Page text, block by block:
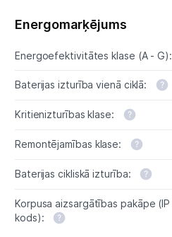
Energomarķējums
Energoefektivitātes klase (A - G):
Baterijas izturība vienā ciklā:
Kritienizturības klase:
Remontējamības klase:
Baterijas cikliskā izturība:
Korpusa aizsargātības pakāpe (IP
kods):